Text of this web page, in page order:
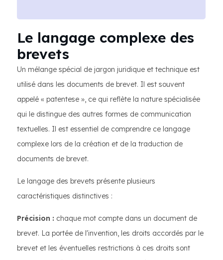
Le langage complexe des
brevets
Un mélange spécial de jargon juridique et technique est
utilisé dans les documents de brevet. Il est souvent
appelé « patentese », ce qui reflète la nature spécialisée
qui le distingue des autres formes de communication
textuelles. Il est essentiel de comprendre ce langage
complexe lors de la création et de la traduction de
documents de brevet.
Le langage des brevets présente plusieurs
caractéristiques distinctives :
Précision : chaque mot compte dans un document de
brevet. La portée de l'invention, les droits accordés par le
brevet et les éventuelles restrictions à ces droits sont